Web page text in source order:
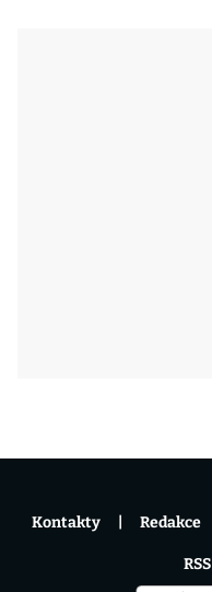
Kontakty Redakce
RSS